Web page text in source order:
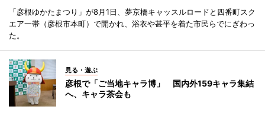
「彦根ゆかたまつり」が8月1日、夢京橋キャッスルロードと四番町スク
エア一帯（彦根市本町）で開かれ、浴衣や甚平を着た市民らでにぎわっ
た。
見る・遊ぶ
彦根で「ご当地キャラ博」 国内外159キャラ集結
へ、キャラ茶会も